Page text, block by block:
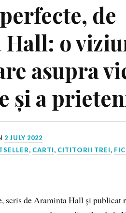
de
o
asupra
și a
2 JULY 2022
, CARTI, CITITORII TREI,
scris de Araminta Hall și publicat